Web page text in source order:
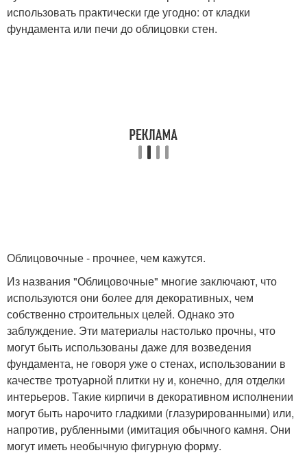
использовать практически где угодно: от кладки
фундамента или печи до облицовки стен.
Облицовочные - прочнее, чем кажутся.
Из названия "Облицовочные" многие заключают, что
используются они более для декоративных, чем
собственно строительных целей. Однако это
заблуждение. Эти материалы настолько прочны, что
могут быть использованы даже для возведения
фундамента, не говоря уже о стенах, использовании в
качестве тротуарной плитки ну и, конечно, для отделки
интерьеров. Такие кирпичи в декоративном исполнении
могут быть нарочито гладкими (глазурированными) или,
напротив, рубленными (имитация обычного камня. Они
могут иметь необычную фигурную форму.